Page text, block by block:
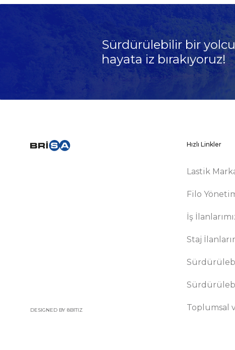
Sürdürülebilir bir
hayata iz bırakıyoruz!
DESIGNED BY 8BITIZ
Hızlı Linkler
Lastik
Filo
İş
Staj
Toplumsal